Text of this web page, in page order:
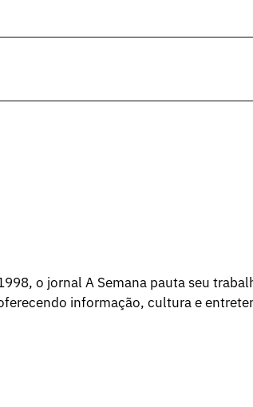
o jornal A Semana pauta seu
informação, cultura e